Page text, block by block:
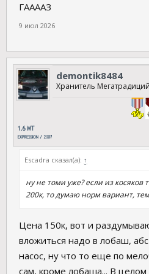
ГААААЗ
9 июл 2026
demontik8484
Хранитель Мегатрадиций
Escadra сказал(а): ↑
ну не томи уже? если из косяков
200к, то думаю норм вариант,
Цена 150к, вот и
вложиться надо в лобаш,
насос, ну что то еще по
сам, кроме лобаша... В